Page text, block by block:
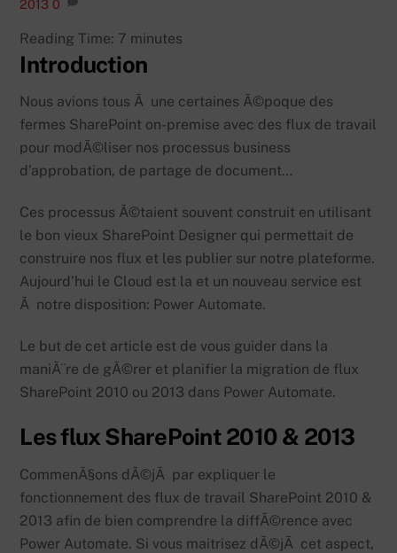
2013 0
Reading Time: 7 minutes
Introduction
Nous avions tous Ã une certaines Ã©poque des
fermes SharePoint on-premise avec des flux de travail
pour modÃ©liser nos processus business
d’approbation, de partage de document…
Ces processus Ã©taient souvent construit en utilisant
le bon vieux SharePoint Designer qui permettait de
construire nos flux et les publier sur notre plateforme.
Aujourd’hui le Cloud est la et un nouveau service est
Ã notre disposition: Power Automate.
Le but de cet article est de vous guider dans la
maniÃ¨re de gÃ©rer et planifier la migration de flux
SharePoint 2010 ou 2013 dans Power Automate.
Les flux SharePoint 2010 & 2013
CommenÃ§ons dÃ©jÃ par expliquer le
fonctionnement des flux de travail SharePoint 2010 &
2013 afin de bien comprendre la diffÃ©rence avec
Power Automate. Si vous maitrisez dÃ©jÃ cet aspect,